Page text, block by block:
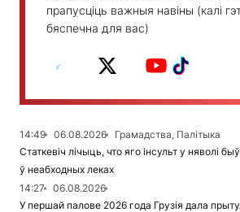
прапусціць важныя навіны (калі
бяспечна для вас)
14:49 06.08.2026
Грамадства, Палітыка
Статкевіч лічыць, что яго інсульт у няволі
ў неабходных леках
14:27
06.08.2026
У першай палове 2026 года Грузія дала